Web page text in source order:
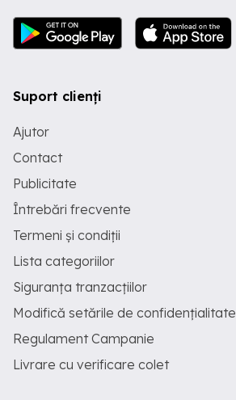
Suport clienți
Ajutor
Contact
Publicitate
Întrebări frecvente
Termeni și condiții
Lista categoriilor
Siguranța tranzacțiilor
Modifică setările de confidențialitate
Regulament Campanie
Livrare cu verificare colet